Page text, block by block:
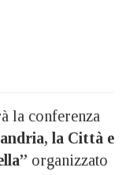
la conferenza
la Città e
organizzato